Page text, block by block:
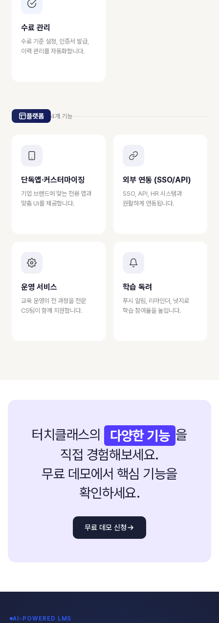
수료 관리
수료 기준 설정, 인증서 발급,
이력 관리를 자동화합니다.
플랫폼 4개 기능
단독앱·커스터마이징
기업 브랜드에 맞는 전용 앱과
맞춤 UI를 제공합니다.
외부 연동 (SSO/API)
SSO, API, HR 시스템과
원활하게 연동됩니다.
운영 서비스
교육 운영의 전 과정을 전문
CS팀이 함께 지원합니다.
학습 독려
푸시 알림, 리마인더, 넛지로
학습 참여율을 높입니다.
터치클래스의 다양한 기능 을
직접 경험해보세요.
무료 데모에서 핵심 기능을
확인하세요.
무료 데모 신청
AI-POWERED LMS